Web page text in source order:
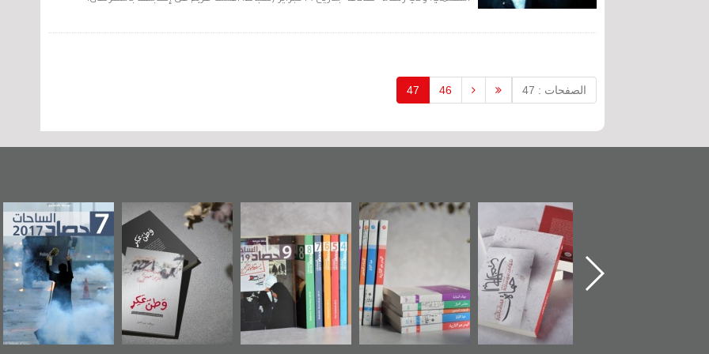
الصفحات : 47 46
47
تصنيف موضوعي
للوثائق البريطانية
يقدمه «مركز أوال»
في سلسلة من 5
كتب
"مرآة البحرين"
جديدة لمعتقل
عسكري تصدر عن
«مرآة البحرين»
حصاد 2017
عاشوراء البحرين...
ويكيليكس السفارة
الأمريكية